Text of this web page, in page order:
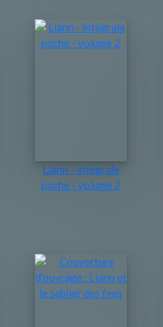
Liann - intégrale
poche - volume 2